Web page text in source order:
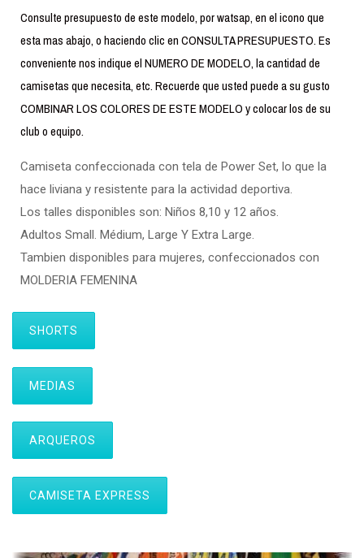
Consulte presupuesto de este modelo, por watsap, en el icono que
esta mas abajo, o haciendo clic en CONSULTA PRESUPUESTO. Es
conveniente nos indique el NUMERO DE MODELO, la cantidad de
camisetas que necesita, etc. Recuerde que usted puede a su gusto
COMBINAR LOS COLORES DE ESTE MODELO y colocar los de su
club o equipo.
Camiseta confeccionada con tela de Power Set, lo que la
hace liviana y resistente para la actividad deportiva.
Los talles disponibles son: Niños 8,10 y 12 años.
Adultos Small. Médium, Large Y Extra Large.
Tambien disponibles para mujeres, confeccionados con
MOLDERIA FEMENINA
SHORTS
MEDIAS
ARQUEROS
CAMISETA EXPRESS